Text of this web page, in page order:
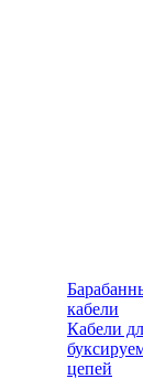
кабели
Кабели
цепей